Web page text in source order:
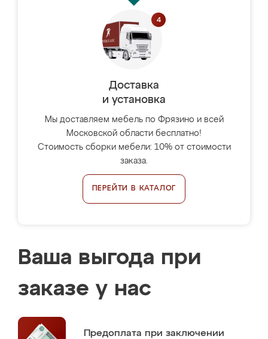
Доставка
и установка
Мы доставляем мебель по Фрязино и всей
Московской области бесплатно!
Стоимость сборки мебели: 10% от стоимости
заказа.
ПЕРЕЙТИ В КАТАЛОГ
Ваша выгода при
заказе у нас
Предоплата при заключении